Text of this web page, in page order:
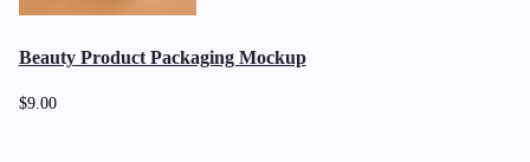
Beauty Product Packaging Mockup
$9.00